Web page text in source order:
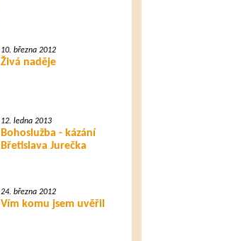
10. března 2012
Živá naděje
12. ledna 2013
Bohoslužba - kázání
Břetislava Jurečka
24. března 2012
Vím komu jsem uvěřil